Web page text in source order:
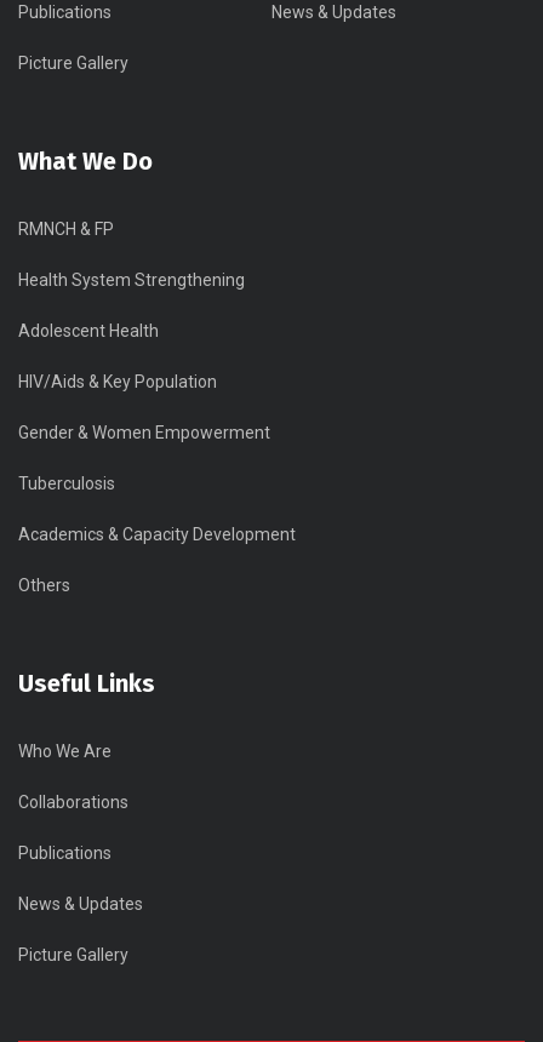
Publications News & Updates
Picture Gallery
What We Do
RMNCH & FP
Health System Strengthening
Adolescent Health
HIV/Aids & Key Population
Gender & Women Empowerment
Tuberculosis
Academics & Capacity Development
Others
Useful Links
Who We Are
Collaborations
Publications
News & Updates
Picture Gallery